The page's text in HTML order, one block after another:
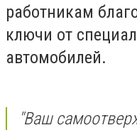
работникам
ключи от
автомобилей.
"Ваш